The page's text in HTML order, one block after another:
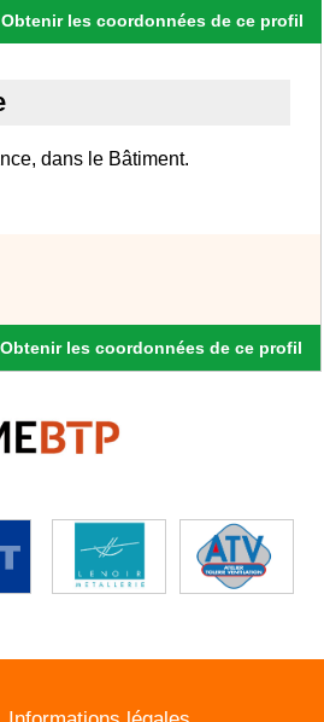
Obtenir les coordonnées de ce profil
dans le Bâtiment.
Obtenir les coordonnées de ce profil